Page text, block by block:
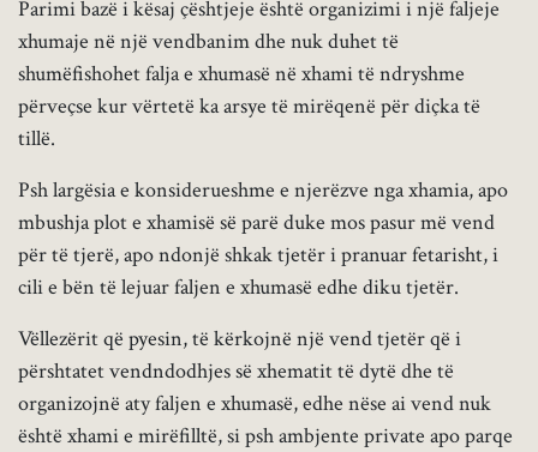
Parimi bazë i kësaj çështjeje është organizimi i një faljeje
xhumaje në një vendbanim dhe nuk duhet të
shumëfishohet falja e xhumasë në xhami të ndryshme
përveçse kur vërtetë ka arsye të mirëqenë për diçka të
tillë.
Psh largësia e konsiderueshme e njerëzve nga xhamia, apo
mbushja plot e xhamisë së parë duke mos pasur më vend
për të tjerë, apo ndonjë shkak tjetër i pranuar fetarisht, i
cili e bën të lejuar faljen e xhumasë edhe diku tjetër.
Vëllezërit që pyesin, të kërkojnë një vend tjetër që i
përshtatet vendndodhjes së xhematit të dytë dhe të
organizojnë aty faljen e xhumasë, edhe nëse ai vend nuk
është xhami e mirëfilltë, si psh ambjente private apo parqe